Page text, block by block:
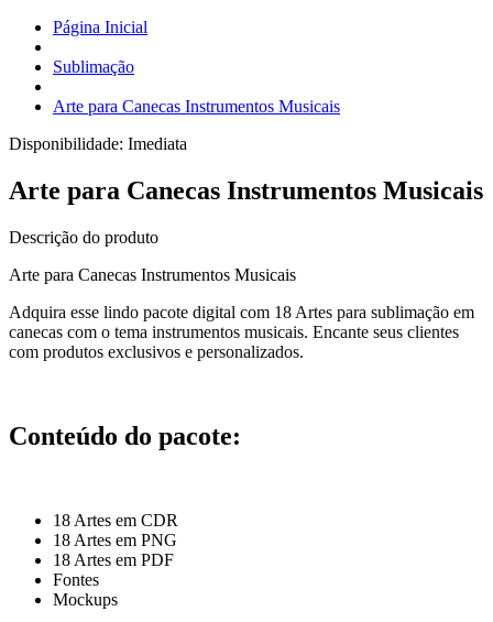
Página Inicial
Sublimação
Arte para Canecas Instrumentos Musicais
Disponibilidade: Imediata
Arte para Canecas Instrumentos Musicais
Descrição do produto
Arte para Canecas Instrumentos Musicais
Adquira esse lindo pacote digital com 18 Artes para sublimação em
canecas com o tema instrumentos musicais. Encante seus clientes
com produtos exclusivos e personalizados.
Conteúdo do pacote:
18 Artes em CDR
18 Artes em PNG
18 Artes em PDF
Fontes
Mockups